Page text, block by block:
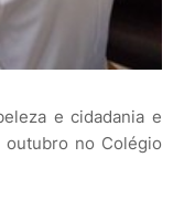
e cidadania e
outubro no Colégio